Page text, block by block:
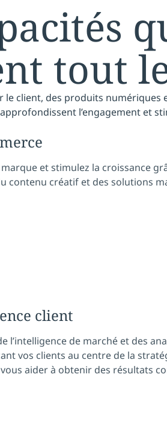
tout
le client, des produits numériques
l’engagement et
et stimulez la croissance
contenu créatif et des solutions
client
l’intelligence de marché et des
vos clients au centre de la
aider à obtenir des résultats